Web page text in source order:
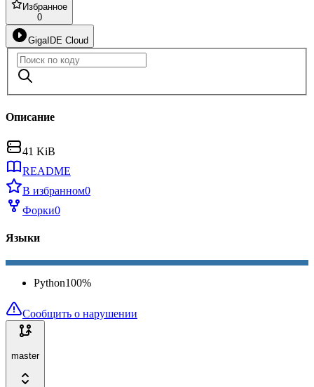
Избранное
0
GigaIDE Cloud
Описание
41 KiB
README
В избранном0
Форки0
Языки
Python100%
Сообщить о нарушении
master